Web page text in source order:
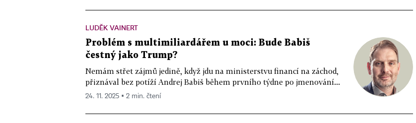
LUDĚK VAINERT
Problém s multimiliardářem u moci: Bude Babiš
čestný jako Trump?
Nemám střet zájmů jedině, když jdu na ministerstvu financí na záchod,
přiznával bez potíží Andrej Babiš během prvního týdne po jmenování...
24. 11. 2025 ▪ 2 min. čtení